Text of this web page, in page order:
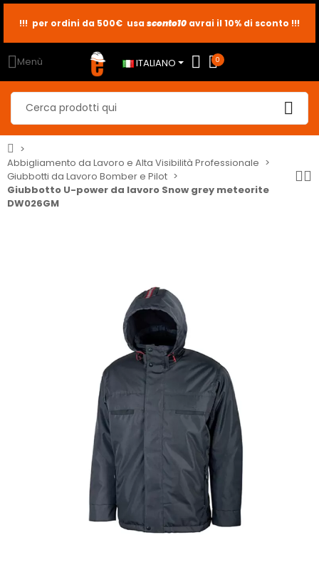
sconto2
sconto5
sconto10
Menù ITALIANO 0
Abbigliamento da Lavoro e Alta Visibilità Professionale
Giubbotti da Lavoro Bomber e Pilot
Giubbotto U-power da lavoro Snow grey meteorite
DW026GM